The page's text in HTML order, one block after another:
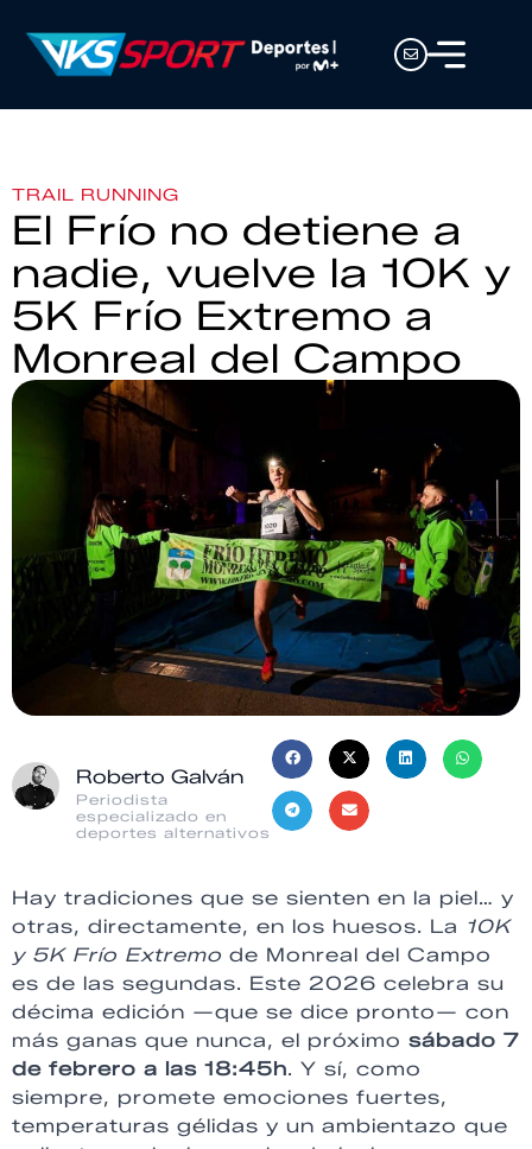
TRAIL RUNNING
El Frío no detiene a
nadie, vuelve la 10K y
5K Frío Extremo a
Monreal del Campo
Roberto Galván
Periodista
especializado en
deportes alternativos
Hay tradiciones que se sienten en la piel… y
otras, directamente, en los huesos. La 10K
y 5K Frío Extremo de Monreal del Campo
es de las segundas. Este 2026 celebra su
décima edición —que se dice pronto— con
más ganas que nunca, el próximo sábado 7
de febrero a las 18:45h. Y sí, como
siempre, promete emociones fuertes,
temperaturas gélidas y un ambientazo que